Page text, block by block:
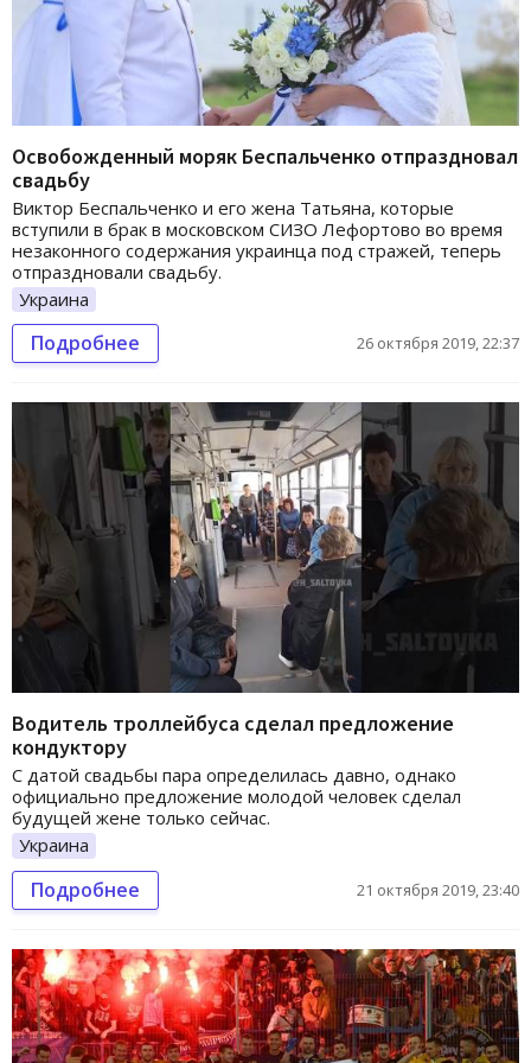
Освобожденный моряк Беспальченко отпраздновал
свадьбу
Виктор Беспальченко и его жена Татьяна, которые
вступили в брак в московском СИЗО Лефортово во время
незаконного содержания украинца под стражей, теперь
отпраздновали свадьбу.
Украина
Подробнее 26 октября 2019, 22:37
Водитель троллейбуса сделал предложение
кондуктору
С датой свадьбы пара определилась давно, однако
официально предложение молодой человек сделал
будущей жене только сейчас.
Украина
Подробнее 21 октября 2019, 23:40